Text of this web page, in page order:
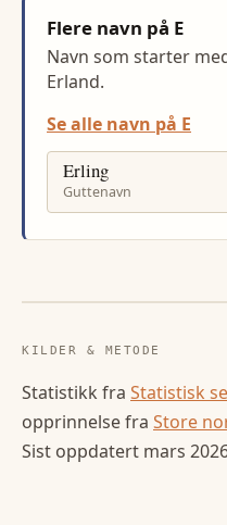
Flere navn på E
Navn som starter
Erland.
Se alle navn på E
Erling
Guttenavn
KILDER & METODE
Statistikk fra Statistisk
opprinnelse fra Store
Sist oppdatert mars